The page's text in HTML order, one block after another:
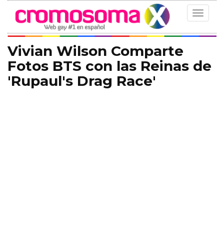
Toggle
Vivian Wilson Comparte
Fotos BTS con las Reinas de
'Rupaul's Drag Race'